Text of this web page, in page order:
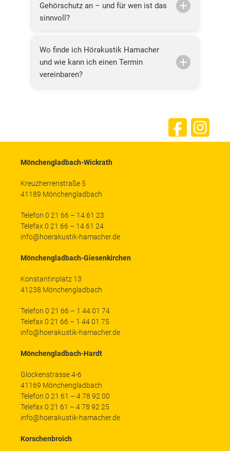
Gehörschutz an – und für wen ist das
sinnvoll?
Wo finde ich Hörakustik Hamacher
und wie kann ich einen Termin
vereinbaren?
Mönchengladbach-Wickrath
Kreuzherrenstraße 5
41189 Mönchengladbach
Telefon 0 21 66 – 14 61 23
Telefax 0 21 66 – 14 61 24
info@hoerakustik-hamacher.de
Mönchengladbach-Giesenkirchen
Konstantinplatz 13
41238 Mönchengladbach
Telefon 0 21 66 – 1 44 01 74
Telefax 0 21 66 – 1 44 01 75
info@hoerakustik-hamacher.de
Mönchengladbach-Hardt
Glockenstrasse 4-6
41169 Mönchengladbach
Telefon 0 21 61 – 4 78 92 00
Telefax 0 21 61 – 4 78 92 25
info@hoerakustik-hamacher.de
Korschenbroich